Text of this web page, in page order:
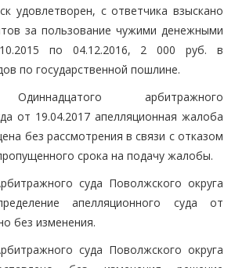
удовлетворен, с ответчика взыскано
за пользование чужими денежными
по 04.12.2016, 2 000 руб. в
по государственной пошлине.
арбитражного
от 19.04.2017 апелляционная жалоба
без рассмотрения в связи с отказом
срока на подачу жалобы.
суда Поволжского округа
апелляционного суда от
без изменения.
суда Поволжского округа